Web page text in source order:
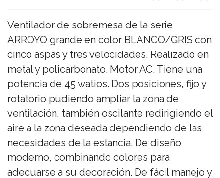
Ventilador de sobremesa de la serie
ARROYO grande en color BLANCO/GRIS con
cinco aspas y tres velocidades. Realizado en
metal y policarbonato. Motor AC. Tiene una
potencia de 45 watios. Dos posiciones, fijo y
rotatorio pudiendo ampliar la zona de
ventilación, también oscilante redirigiendo el
aire a la zona deseada dependiendo de las
necesidades de la estancia. De diseño
moderno, combinando colores para
adecuarse a su decoración. De fácil manejo y